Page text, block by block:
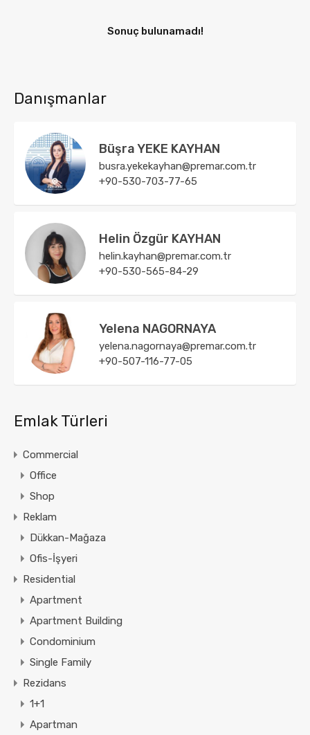
Sonuç bulunamadı!
Danışmanlar
Büşra YEKE KAYHAN
busra.yekekayhan@premar.com.tr
+90-530-703-77-65
Helin Özgür KAYHAN
helin.kayhan@premar.com.tr
+90-530-565-84-29
Yelena NAGORNAYA
yelena.nagornaya@premar.com.tr
+90-507-116-77-05
Emlak Türleri
Commercial
Office
Shop
Reklam
Dükkan-Mağaza
Ofis-İşyeri
Residential
Apartment
Apartment Building
Condominium
Single Family
Rezidans
1+1
Apartman